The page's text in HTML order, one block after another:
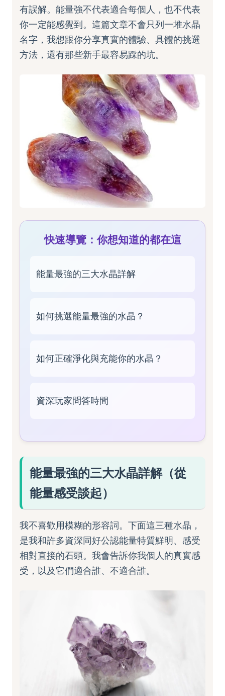
有誤解。能量強不代表適合每個人，也不代表
你一定能感覺到。這篇文章不會只列一堆水晶
名字，我想跟你分享真實的體驗、具體的挑選
方法，還有那些新手最容易踩的坑。
快速導覽：你想知道的都在這
能量最強的三大水晶詳解
如何挑選能量最強的水晶？
如何正確淨化與充能你的水晶？
資深玩家問答時間
能量最強的三大水晶詳解（從
能量感受談起）
我不喜歡用模糊的形容詞。下面這三種水晶，
是我和許多資深同好公認能量特質鮮明、感受
相對直接的石頭。我會告訴你我個人的真實感
受，以及它們適合誰、不適合誰。